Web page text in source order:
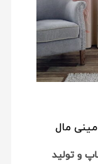
مال
15 روزکاری چاپ و تولید